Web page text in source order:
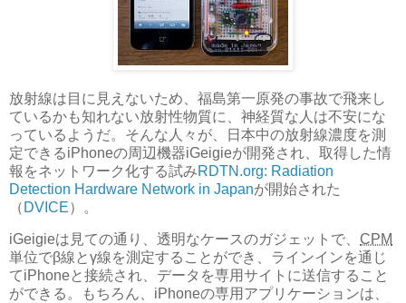
放射線は目に見えないため、福島第一原発の事故で飛来し
ているかも知れない放射性物質に、神経質な人は不安にな
っているようだ。そんな人々が、日本中の放射線濃度を測
定できるiPhoneの周辺機器iGeigieが開発され、取得した情
報をネットワーク化する試みRDTN.org: Radiation
Detection Hardware Network in Japanが開始された
（ DVICE）。
iGeigieは見ての通り、透明なケースのガジェットで、 CPM
単位でβ線とγ線を測定することができ、ラインインを通じ
てiPhoneと接続され、データを専用サイトに送信すること
ができる。もちろん、iPhoneの専用アプリケーションは、